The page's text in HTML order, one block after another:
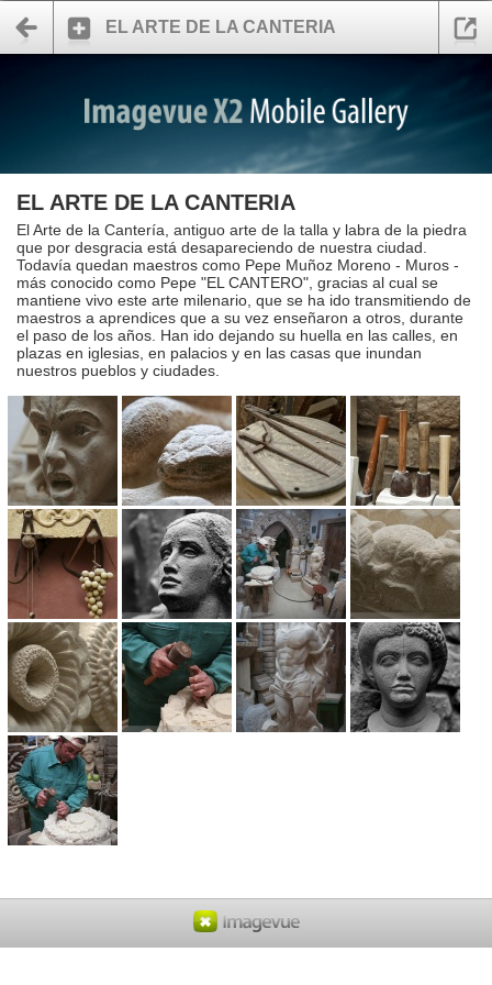
EL ARTE DE LA CANTERIA
EL ARTE DE LA CANTERIA
El Arte de la Cantería, antiguo arte de la talla y labra de la piedra
que por desgracia está desapareciendo de nuestra ciudad.
Todavía quedan maestros como Pepe Muñoz Moreno - Muros -
más conocido como Pepe "EL CANTERO", gracias al cual se
mantiene vivo este arte milenario, que se ha ido transmitiendo de
maestros a aprendices que a su vez enseñaron a otros, durante
el paso de los años. Han ido dejando su huella en las calles, en
plazas en iglesias, en palacios y en las casas que inundan
nuestros pueblos y ciudades.